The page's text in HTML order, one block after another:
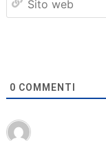
0 COMMENTI